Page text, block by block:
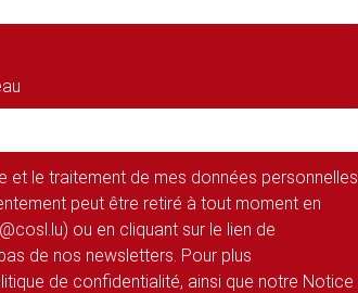
et le traitement de mes données personnelles
peut être retiré à tout moment en
ou en cliquant sur le lien de
de nos newsletters. Pour plus
de confidentialité, ainsi que notre Notice